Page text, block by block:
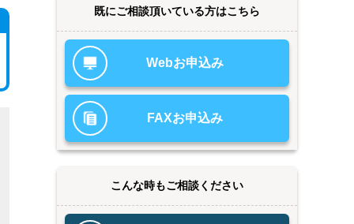
既にご相談頂いている方はこちら
Webお申込み
FAXお申込み
こんな時もご相談ください